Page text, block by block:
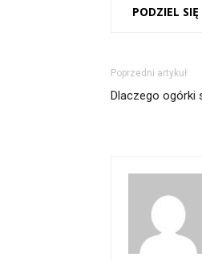
PODZIEL SIĘ
Poprzedni artykuł
Dlaczego ogórki